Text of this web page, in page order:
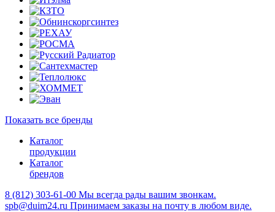
Показать все бренды
Каталог
продукции
Каталог
брендов
8 (812) 303-61-00 Мы всегда рады вашим звонкам.
spb@duim24.ru Принимаем заказы на почту в любом виде.